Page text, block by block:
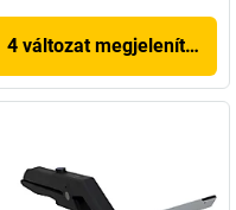
4 változat megjelenítése